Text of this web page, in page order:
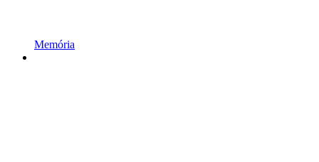
Memória